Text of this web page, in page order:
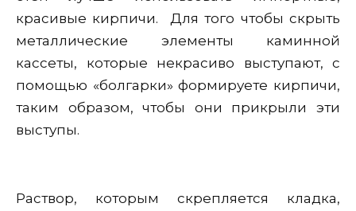
красивые кирпичи. Для того чтобы скрыть
металлические элементы каминной
кассеты, которые некрасиво выступают, с
помощью «болгарки» формируете кирпичи,
таким образом, чтобы они прикрыли эти
выступы.
Раствор, которым скрепляется кладка,